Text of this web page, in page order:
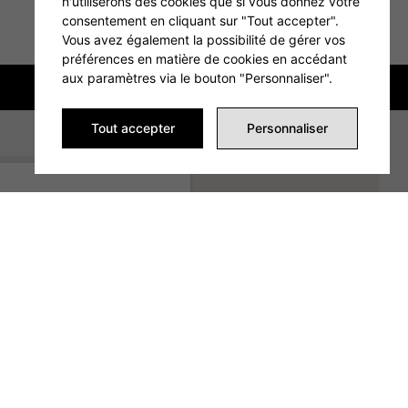
consentement en cliquant sur "Tout accepter".
Vous avez également la possibilité de gérer vos
préférences en matière de cookies en accédant
aux paramètres via le bouton "Personnaliser".
Tout accepter Personnaliser